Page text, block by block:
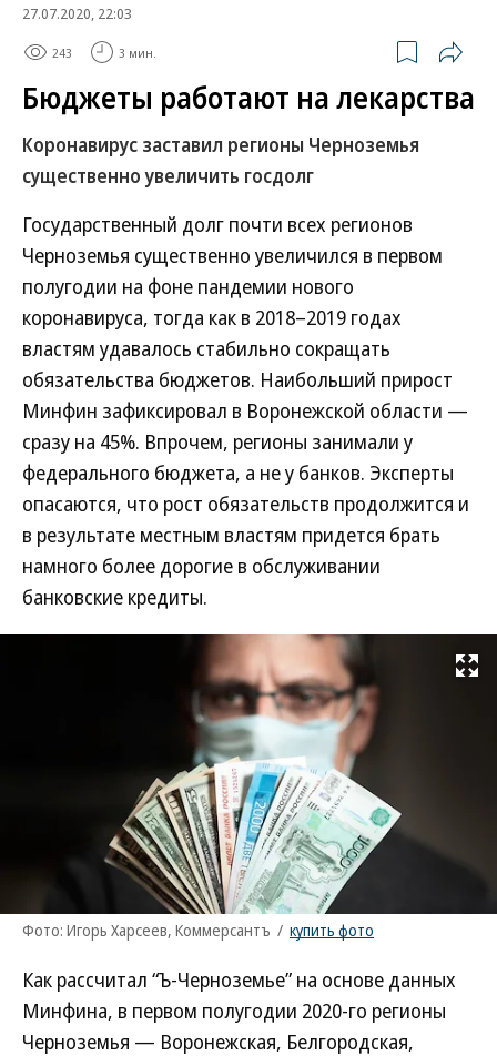
27.07.2020, 22:03
243 3 мин.
Бюджеты работают на лекарства
Коронавирус заставил регионы Черноземья
существенно увеличить госдолг
Государственный долг почти всех регионов
Черноземья существенно увеличился в первом
полугодии на фоне пандемии нового
коронавируса, тогда как в 2018–2019 годах
властям удавалось стабильно сокращать
обязательства бюджетов. Наибольший прирост
Минфин зафиксировал в Воронежской области —
сразу на 45%. Впрочем, регионы занимали у
федерального бюджета, а не у банков. Эксперты
опасаются, что рост обязательств продолжится и
в результате местным властям придется брать
намного более дорогие в обслуживании
банковские кредиты.
Развернуть
Фото: Игорь Харсеев, Коммерсантъ / купить фото
Как рассчитал “Ъ-Черноземье” на основе данных
Минфина, в первом полугодии 2020-го регионы
Черноземья — Воронежская, Белгородская,